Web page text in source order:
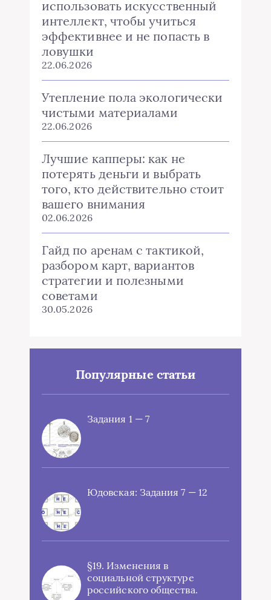
использовать искусственный
интеллект, чтобы учиться
эффективнее и не попасть в
ловушки
22.06.2026
Утепление пола экологически
чистыми материалами
22.06.2026
Лучшие капперы: как не
потерять деньги и выбрать
того, кто действительно стоит
вашего внимания
02.06.2026
Гайд по аренам с тактикой,
разбором карт, вариантов
стратегии и полезными
советами
30.05.2026
Популярные статьи
Задания 1 — 7
Юдовская: Задания 7 — 12
§19. Изменения в
социальной структуре
российского общества.